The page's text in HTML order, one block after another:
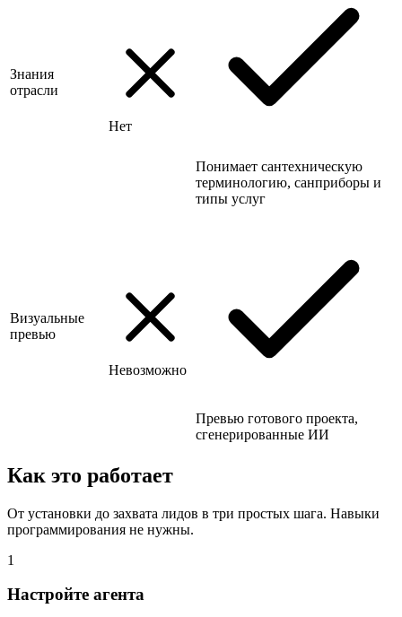
Знания
отрасли
Нет
Понимает сантехническую
терминологию, санприборы и
типы услуг
Визуальные
превью
Невозможно
Превью готового проекта,
сгенерированные ИИ
Как это работает
От установки до захвата лидов в три простых шага. Навыки
программирования не нужны.
1
Настройте агента